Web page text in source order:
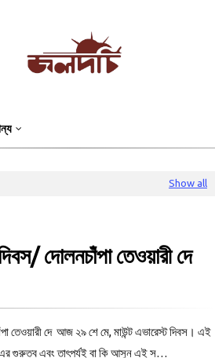
Show all
দোলনচাঁপা তেওয়ারী দে
তেওয়ারী দে আজ ২৯ শে মে, মাউন্ট এভারেস্ট দিবস। এই
এর গুরুত্ব এবং তাৎপর্যই বা কি আসুন এই স…